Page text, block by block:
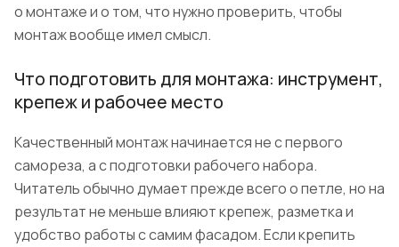
о монтаже и о том, что нужно проверить, чтобы
монтаж вообще имел смысл.
Что подготовить для монтажа: инструмент,
крепеж и рабочее место
Качественный монтаж начинается не с первого
самореза, а с подготовки рабочего набора.
Читатель обычно думает прежде всего о петле, но на
результат не меньше влияют крепеж, разметка и
удобство работы с самим фасадом. Если крепить